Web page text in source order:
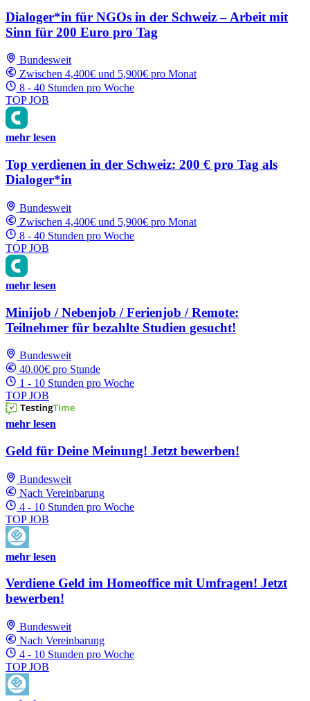
Dialoger*in für NGOs in der Schweiz – Arbeit mit
Sinn für 200 Euro pro Tag
Bundesweit
Zwischen 4,400€ und 5,900€ pro Monat
8 - 40 Stunden pro Woche
TOP JOB
mehr lesen
Top verdienen in der Schweiz: 200 € pro Tag als
Dialoger*in
Bundesweit
Zwischen 4,400€ und 5,900€ pro Monat
8 - 40 Stunden pro Woche
TOP JOB
mehr lesen
Minijob / Nebenjob / Ferienjob / Remote:
Teilnehmer für bezahlte Studien gesucht!
Bundesweit
40.00€ pro Stunde
1 - 10 Stunden pro Woche
TOP JOB
mehr lesen
Geld für Deine Meinung! Jetzt bewerben!
Bundesweit
Nach Vereinbarung
4 - 10 Stunden pro Woche
TOP JOB
mehr lesen
Verdiene Geld im Homeoffice mit Umfragen! Jetzt
bewerben!
Bundesweit
Nach Vereinbarung
4 - 10 Stunden pro Woche
TOP JOB